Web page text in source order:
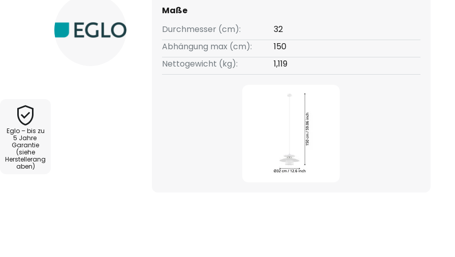
Eglo – bis zu
5 Jahre
Garantie
(siehe
Herstellerang
aben)
Maße
Durchmesser (cm):
32
Abhängung max (cm):
150
Nettogewicht (kg):
1,119